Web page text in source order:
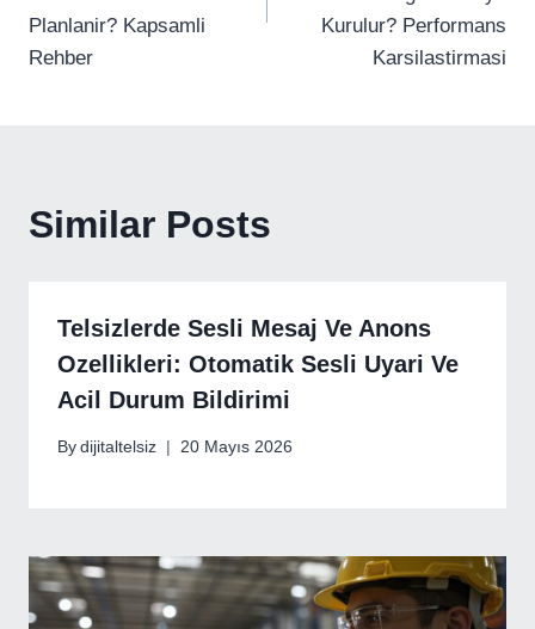
Planlanir? Kapsamli
Rehber
Kurulur? Performans
Karsilastirmasi
Similar Posts
Telsizlerde Sesli Mesaj Ve Anons
Ozellikleri: Otomatik Sesli Uyari Ve
Acil Durum Bildirimi
By dijitaltelsiz 20 Mayıs 2026